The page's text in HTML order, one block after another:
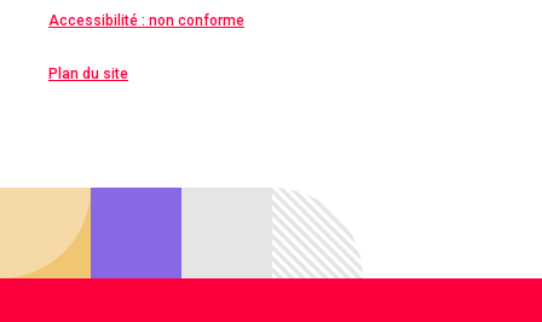
Accessibilité : non conforme
Plan du site